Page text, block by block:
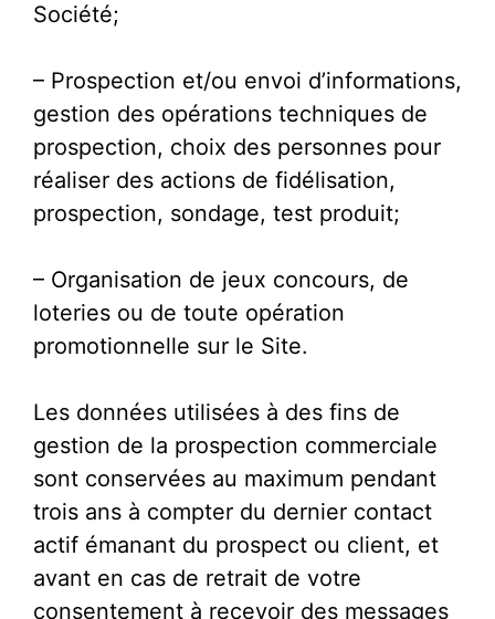
Société;
– Prospection et/ou envoi d’informations,
gestion des opérations techniques de
prospection, choix des personnes pour
réaliser des actions de fidélisation,
prospection, sondage, test produit;
– Organisation de jeux concours, de
loteries ou de toute opération
promotionnelle sur le Site.
Les données utilisées à des fins de
gestion de la prospection commerciale
sont conservées au maximum pendant
trois ans à compter du dernier contact
actif émanant du prospect ou client, et
avant en cas de retrait de votre
consentement à recevoir des messages